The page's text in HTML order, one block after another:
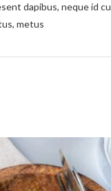
dapibus, neque id
metus